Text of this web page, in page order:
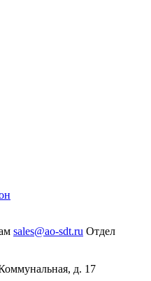
sales@ao-sdt.ru Отдел
д. 17